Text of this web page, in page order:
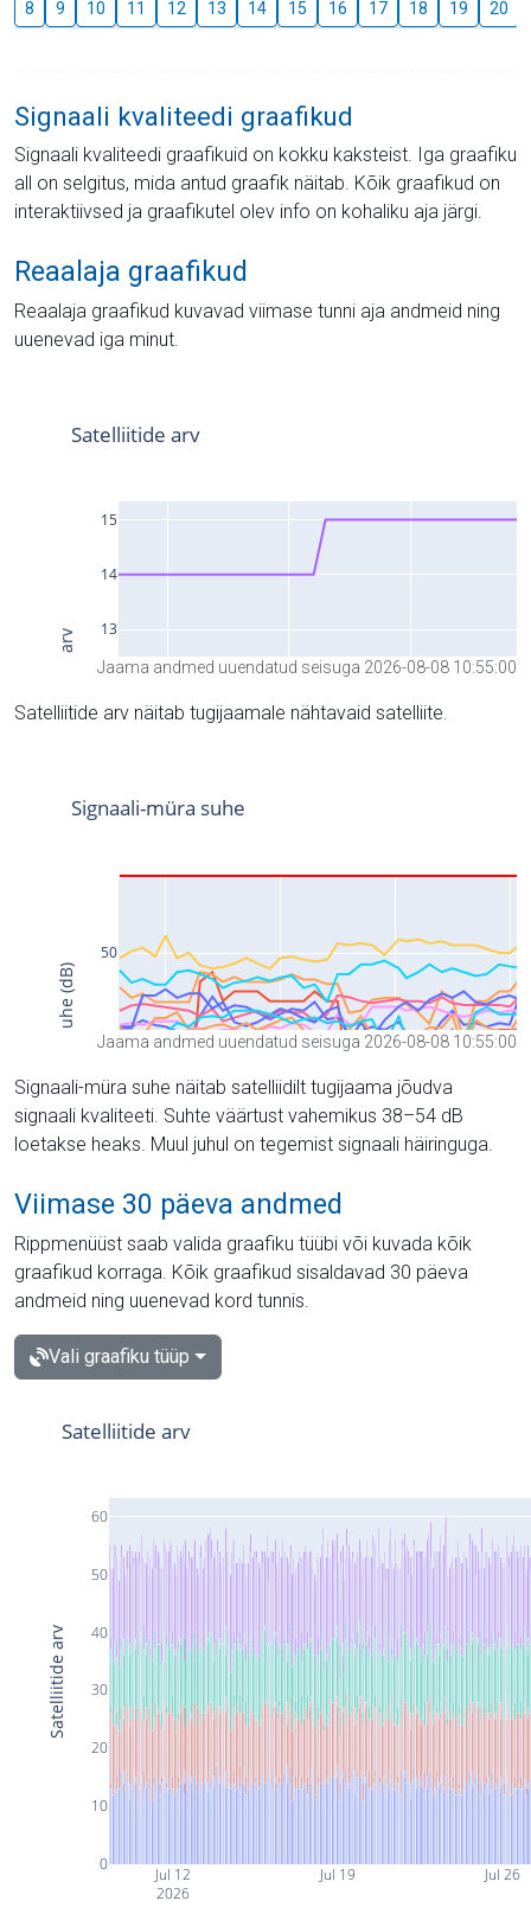
8 9 10 11 12 13 14 15 16 17 18 19 20
Signaali kvaliteedi graafikud
Signaali kvaliteedi graafikuid on kokku kaksteist. Iga graafiku
all on selgitus, mida antud graafik näitab. Kõik graafikud on
interaktiivsed ja graafikutel olev info on kohaliku aja järgi.
Reaalaja graafikud
Reaalaja graafikud kuvavad viimase tunni aja andmeid ning
uuenevad iga minut.
Jaama andmed uuendatud seisuga 2026-08-08 10:55:00
Satelliitide arv näitab tugijaamale nähtavaid satelliite.
Jaama andmed uuendatud seisuga 2026-08-08 10:55:00
Signaali-müra suhe näitab satelliidilt tugijaama jõudva
signaali kvaliteeti. Suhte väärtust vahemikus 38–54 dB
loetakse heaks. Muul juhul on tegemist signaali häiringuga.
Viimase 30 päeva andmed
Rippmenüüst saab valida graafiku tüübi või kuvada kõik
graafikud korraga. Kõik graafikud sisaldavad 30 päeva
andmeid ning uuenevad kord tunnis.
Vali graafiku tüüp
Jul 12
2026
Jul 19 Jul 26
0
10
20
30
40
50
60
Satelliitide arv
Satelliitide arv